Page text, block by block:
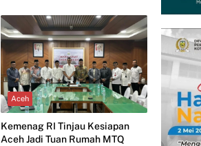
Aceh
Kemenag RI Tinjau Kesiapan
Aceh Jadi Tuan Rumah MTQ